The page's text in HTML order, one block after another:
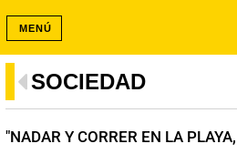
MENÚ
SOCIEDAD
"NADAR Y CORRER EN LA